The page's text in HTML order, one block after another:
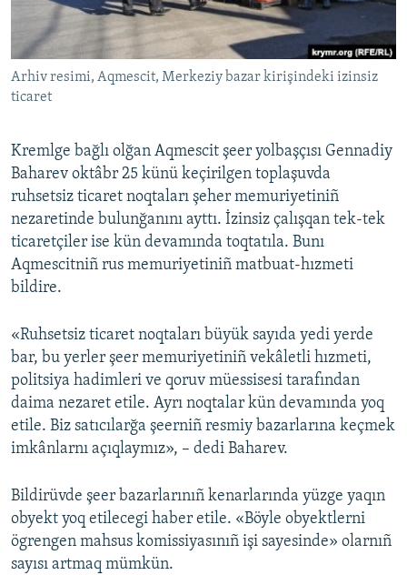
Русский
Українською
RFE/RS bütün saytları
Arhiv resimi, Aqmescit, Merkeziy bazar kirişindeki izinsiz
ticaret
Kremlge bağlı olğan Aqmescit şeer yolbaşçısı Gennadiy
Baharev oktâbr 25 künü keçirilgen toplaşuvda
ruhsetsiz ticaret noqtaları şeher memuriyetiniñ
nezaretinde bulunğanını ayttı. İzinsiz çalışqan tek-tek
ticaretçiler ise kün devamında toqtatıla. Bunı
Aqmescitniñ rus memuriyetiniñ matbuat-hızmeti
bildire.
«Ruhsetsiz ticaret noqtaları büyük sayıda yedi yerde
bar, bu yerler şeer memuriyetiniñ vekâletli hızmeti,
politsiya hadimleri ve qoruv müessisesi tarafından
daima nezaret etile. Ayrı noqtalar kün devamında yoq
etile. Biz satıcılarğa şeerniñ resmiy bazarlarına keçmek
imkânlarnı açıqlaymız», – dedi Baharev.
Bildirüvde şeer bazarlarınıñ kenarlarında yüzge yaqın
obyekt yoq etilecegi haber etile. «Böyle obyektlerni
ögrengen mahsus komissiyasınıñ işi sayesinde» olarnıñ
sayısı artmaq mümkün.